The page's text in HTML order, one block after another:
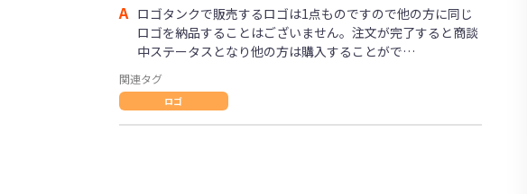
A ロゴタンクで販売するロゴは1点ものですので他の方に同じ
ロゴを納品することはございません。注文が完了すると商談
中ステータスとなり他の方は購入することがで…
関連タグ
ロゴ